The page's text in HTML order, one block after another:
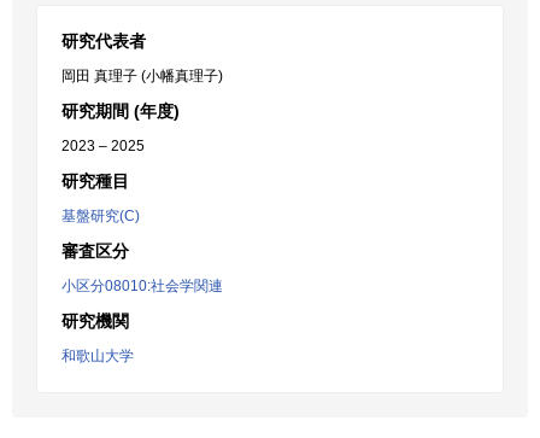
研究代表者
岡田 真理子 (小幡真理子)
研究期間 (年度)
2023 – 2025
研究種目
基盤研究(C)
審査区分
小区分08010:社会学関連
研究機関
和歌山大学